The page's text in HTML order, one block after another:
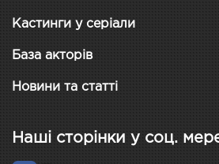
Кастинги у серіали
База акторів
Новини та статті
Наші сторінки у соц.